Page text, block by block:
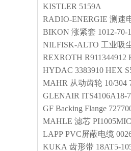
KISTLER 5159A
RADIO-ENERGIE 测速
BIKON 涨紧套 1012-70-
NILFISK-ALTO 工业吸
REXROTH R911344912
HYDAC 3383910 HEX
MAHR 从动齿轮 10/304
GLENAIR ITS4106A18-
GF Backing Flange
MAHLE 滤芯
LAPP PVC屏蔽电缆
KUKA 齿形带 18AT5-